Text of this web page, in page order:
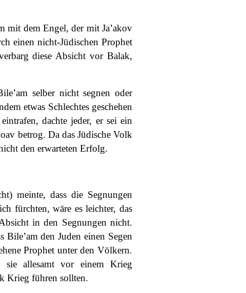
mit dem Engel, der mit Ja’akov
einen nicht-Jüdischen Prophet
diese Absicht vor Balak,
selber nicht segnen oder
etwas Schlechtes geschehen
dachte jeder, er sei ein
betrog. Da das Jüdische Volk
den erwarteten Erfolg.
meinte, dass die Segnungen
fürchten, wäre es leichter, das
in den Segnungen nicht.
den Juden einen Segen
Prophet unter den Völkern.
sie allesamt vor einem Krieg
Krieg führen sollten.